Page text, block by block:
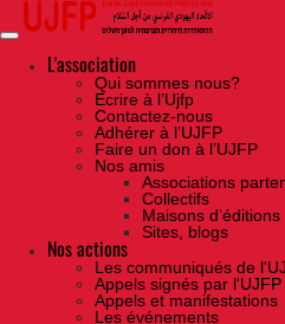
Skip
the
contentL'association
Qui sommes nous?
Ecrire à l’Ujfp
Contactez-nous
Adhérer à l’UJFP
Faire un don à l’UJFP
Nos amis
Associations
Collectifs
Maisons
Sites, blogs
Nos actions
Les communiqués de
Appels signés par l'UJFP
Appels et manifestations
Les événements